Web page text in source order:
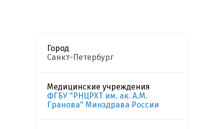
Город
Санкт-Петербург
Медицинские учреждения
ФГБУ "РНЦРХТ им. ак. А.М.
Гранова" Минздрава России